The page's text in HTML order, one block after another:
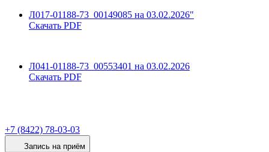
Л017-01188-73_00149085 на 03.02.2026"
Скачать PDF
Л041-01188-73_00553401 на 03.02.2026
Скачать PDF
+7 (8422) 78-03-03
Запись на приём